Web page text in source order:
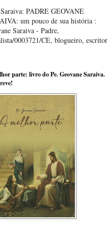
PADRE GEOVANE
um pouco de sua história :
Saraiva - Padre,
0003721/CE, blogueiro, escritor
parte: livro do Pe. Geovane Saraiva.